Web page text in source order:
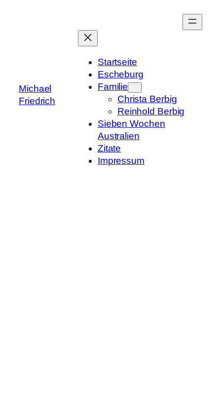
Michael
Friedrich
Startseite
Escheburg
Familie
Christa Berbig
Reinhold Berbig
Sieben Wochen
Australien
Zitate
Impressum